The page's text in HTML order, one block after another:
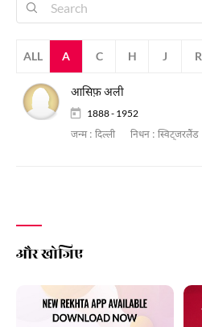
ALL A C H J R
आसिफ़ अली
1888 - 1952
जन्म : दिल्ली निधन : स्विट्जरलैंड
और खोजिए